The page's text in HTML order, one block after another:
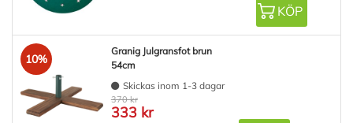
KÖP
10%
Granig Julgransfot brun
54cm
Skickas inom 1-3 dagar
370 kr
333 kr